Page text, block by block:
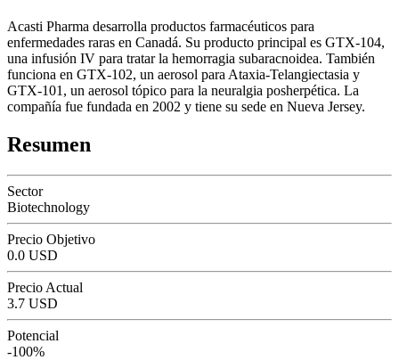
Acasti Pharma desarrolla productos farmacéuticos para
enfermedades raras en Canadá. Su producto principal es GTX-104,
una infusión IV para tratar la hemorragia subaracnoidea. También
funciona en GTX-102, un aerosol para Ataxia-Telangiectasia y
GTX-101, un aerosol tópico para la neuralgia posherpética. La
compañía fue fundada en 2002 y tiene su sede en Nueva Jersey.
Resumen
Sector
Biotechnology
Precio Objetivo
0.0 USD
Precio Actual
3.7 USD
Potencial
-100%